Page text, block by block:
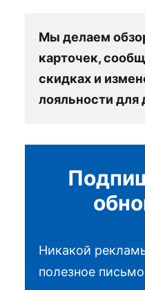
Мы делаем
карточек,
скидках и
лояльности для
Никакой
полезное